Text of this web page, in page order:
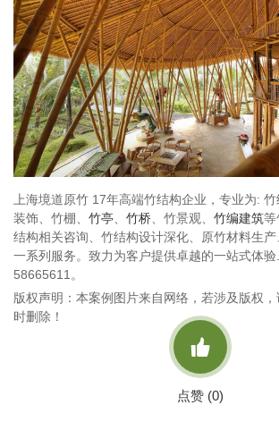
上海境道原竹 17年高端竹结构企业，专业为: 竹
装饰、竹棚、 竹亭 竹桥 、竹景观、 竹编建筑等
结构相关咨询、竹结构设计深化、原竹材料生
一系列服务。致力为客户提供卓越的一站式体
58665611。
版权声明：本案例图片来自网络，若涉及版权
时删除！

点赞 (0)